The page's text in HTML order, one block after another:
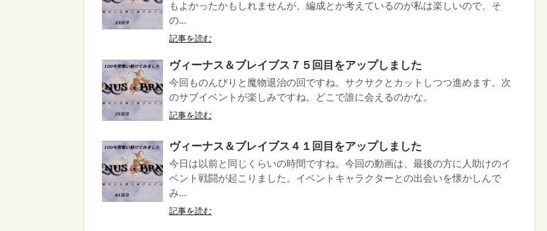
もよかったかもしれませんが、編成とか考えているのが私は楽しいので、そ
の...
記事を読む
ヴィーナス＆ブレイブス７５回目をアップしました
今回ものんびりと魔物退治の回ですね。サクサクとカットしつつ進めます。次
のサブイベントが楽しみですね。どこで誰に会えるのかな。
記事を読む
ヴィーナス＆ブレイブス４１回目をアップしました
今日は以前と同じくらいの時間ですね。今回の動画は、最後の方に人助けのイ
ベント戦闘が起こりました。イベントキャラクターとの出会いを懐かしんで
み...
記事を読む